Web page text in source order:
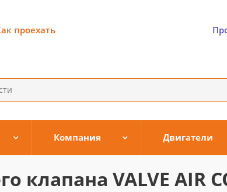
проехать
Компания Двигатели
клапана VALVE AIR